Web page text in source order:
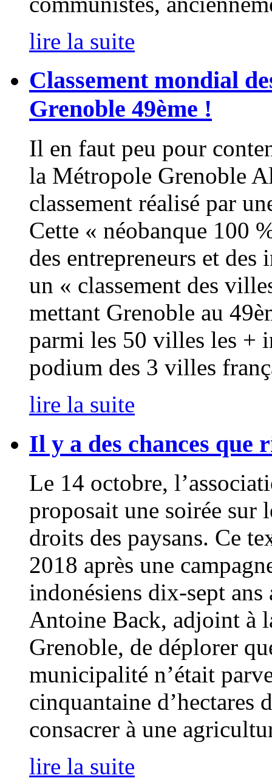
lire la suite
Classement mondial
Grenoble 49ème !
Il en faut peu pour
la Métropole Grenoble
classement réalisé par
Cette « néobanque 100
des entrepreneurs et
un « classement des
mettant Grenoble au
parmi les 50 villes les +
podium des 3 villes
lire la suite
Il y a des chances que
Le 14 octobre,
proposait une soirée sur
droits des paysans. Ce
2018 après une
indonésiens dix-sept
Antoine Back, adjoint à
Grenoble, de déplorer
municipalité n’était
cinquantaine d’hectares
consacrer à une
lire la suite